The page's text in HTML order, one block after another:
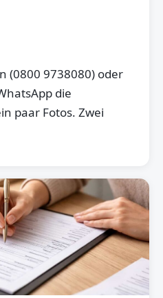
(0800 9738080) oder
die
paar Fotos. Zwei